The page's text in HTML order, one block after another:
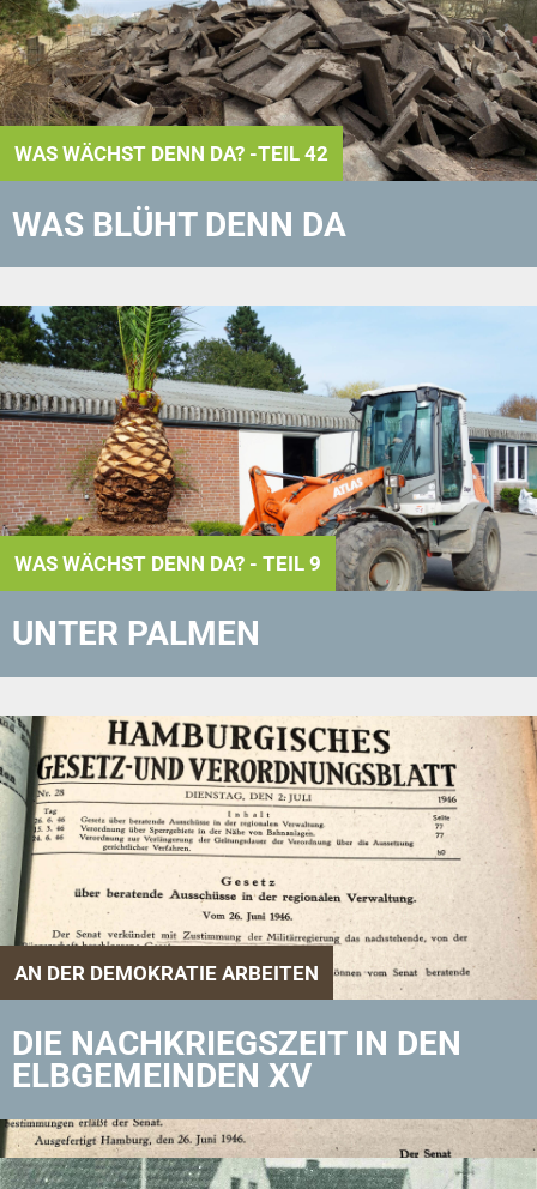
WAS WÄCHST DENN DA? -TEIL 42
WAS BLÜHT DENN DA
WAS WÄCHST DENN DA? - TEIL 9
UNTER PALMEN
AN DER DEMOKRATIE ARBEITEN
DIE NACHKRIEGSZEIT IN DEN
ELBGEMEINDEN XV